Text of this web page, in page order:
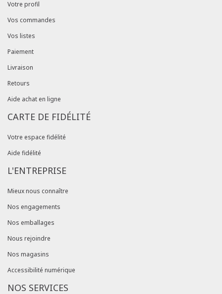
Votre profil
Vos commandes
Vos listes
Paiement
Livraison
Retours
Aide achat en ligne
CARTE DE FIDÉLITÉ
Votre espace fidélité
Aide fidélité
L'ENTREPRISE
Mieux nous connaître
Nos engagements
Nos emballages
Nous rejoindre
Nos magasins
Accessibilité numérique
NOS SERVICES